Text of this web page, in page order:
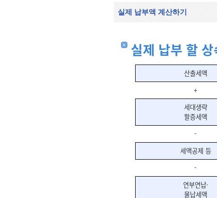
실제 납부액 계산하기
실제 납부 할
산출세액
+
세대생략
할증세액
-
세액공제 등
-
연부연납·
물납세액